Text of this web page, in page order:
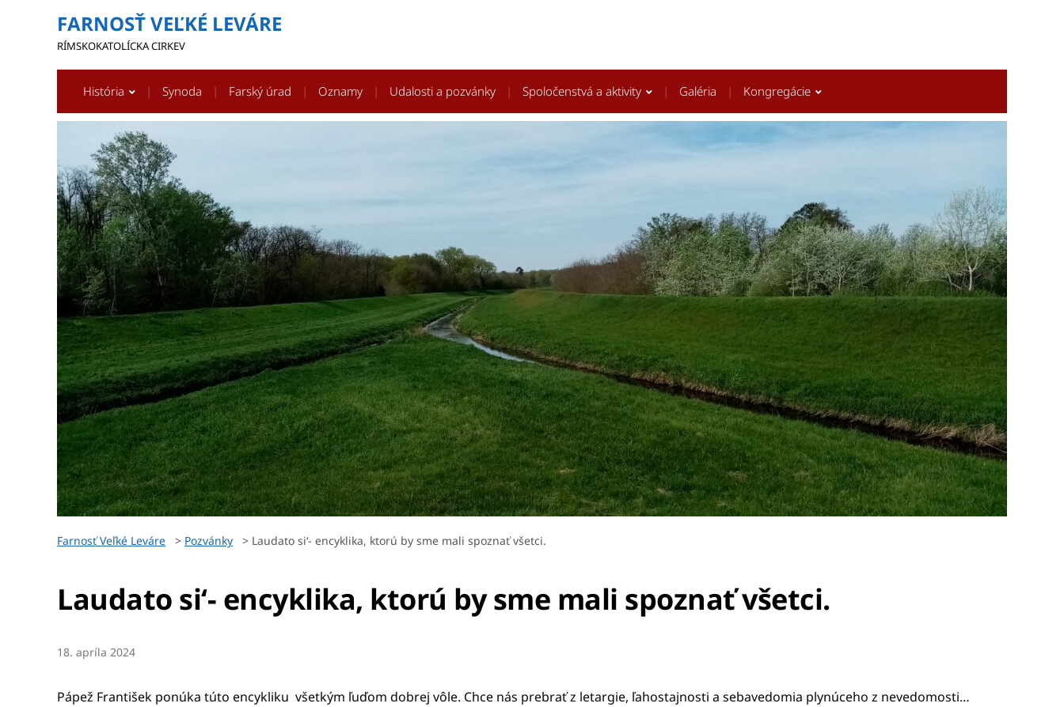
FARNOSŤ VEĽKÉ LEVÁRE
RÍMSKOKATOLÍCKA CIRKEV
História Synoda Farský úrad Oznamy Udalosti a pozvánky Spoločenstvá a aktivity Galéria Kongregácie
Farnosť Veľké Leváre > Pozvánky > Laudato si‘- encyklika, ktorú by sme mali spoznať všetci.
Laudato si‘- encyklika, ktorú by sme mali spoznať všetci.
18. apríla 2024
Pápež František ponúka túto encykliku všetkým ľuďom dobrej vôle. Chce nás prebrať z letargie, ľahostajnosti a sebavedomia plynúceho z nevedomosti…